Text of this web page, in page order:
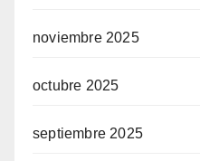
noviembre 2025
octubre 2025
septiembre 2025